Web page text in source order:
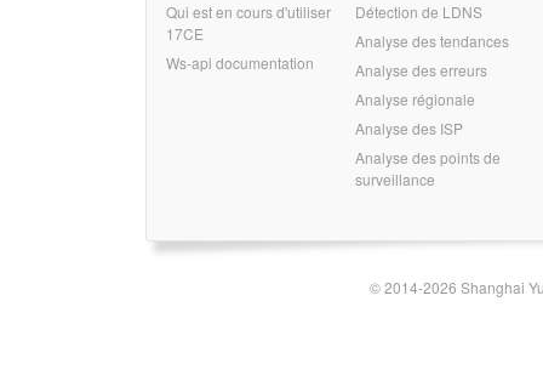
Qui est en cours d'utiliser
17CE
Ws-api documentation
Détection de LDNS
Analyse des tendances
Analyse des erreurs
Analyse régionale
Analyse des ISP
Analyse des points de
surveillance
© 2014-2026 Shanghai